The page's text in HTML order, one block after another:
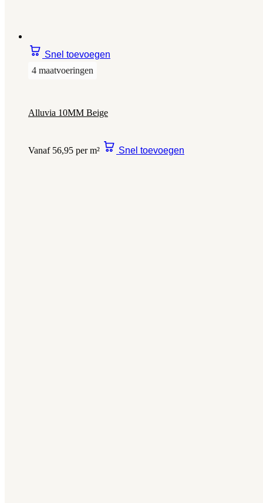
Snel toevoegen
4 maatvoeringen
Alluvia 10MM Beige
Vanaf 56,95 per m² Snel toevoegen